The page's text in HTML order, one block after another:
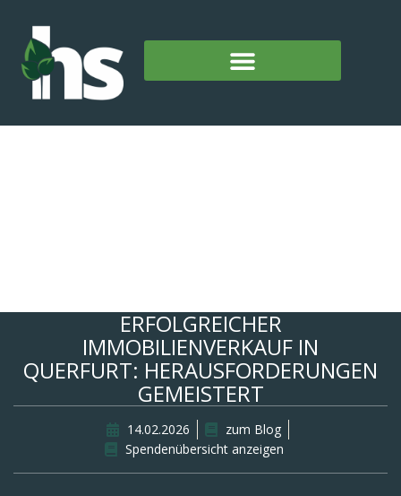
ERFOLGREICHER
IMMOBILIENVERKAUF IN
QUERFURT: HERAUSFORDERUNGEN
GEMEISTERT
14.02.2026
zum Blog
Spendenübersicht anzeigen